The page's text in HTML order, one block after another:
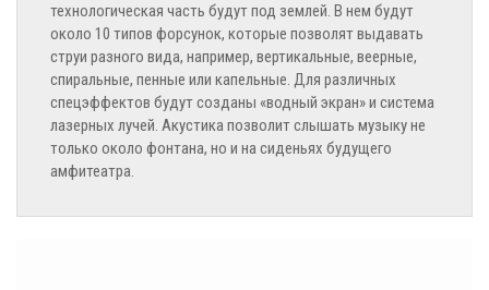
технологическая часть будут под землей. В нем будут
около 10 типов форсунок, которые позволят выдавать
струи разного вида, например, вертикальные, веерные,
спиральные, пенные или капельные. Для различных
спецэффектов будут созданы «водный экран» и система
лазерных лучей. Акустика позволит слышать музыку не
только около фонтана, но и на сиденьях будущего
амфитеатра.